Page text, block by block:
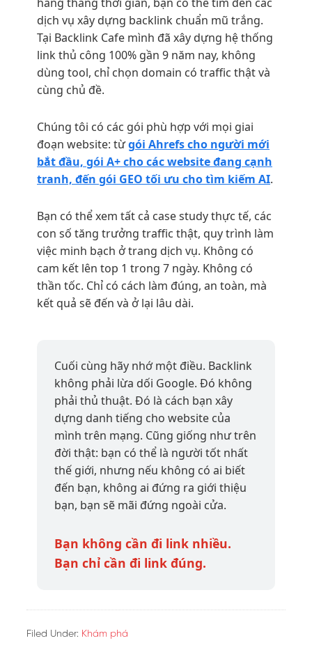
dịch vụ xây dựng backlink chuẩn mũ trắng.
Tại Backlink Cafe mình đã xây dựng hệ thống
link thủ công 100% gần 9 năm nay, không
dùng tool, chỉ chọn domain có traffic thật và
cùng chủ đề.
Chúng tôi có các gói phù hợp với mọi giai
đoạn website: từgói Ahrefs cho người mới
bắt đầu, gói A+ cho các website đang cạnh
tranh, đến gói GEO tối ưu cho tìm kiếm AI.
Bạn có thể xem tất cả case study thực tế, các
con số tăng trưởng traffic thật, quy trình làm
việc minh bạch ở trang dịch vụ. Không có
cam kết lên top 1 trong 7 ngày. Không có
thần tốc. Chỉ có cách làm đúng, an toàn, mà
kết quả sẽ đến và ở lại lâu dài.
Cuối cùng hãy nhớ một điều. Backlink
không phải lừa dối Google. Đó không
phải thủ thuật. Đó là cách bạn xây
dựng danh tiếng cho website của
mình trên mạng. Cũng giống như trên
đời thật: bạn có thể là người tốt nhất
thế giới, nhưng nếu không có ai biết
đến bạn, không ai đứng ra giới thiệu
bạn, bạn sẽ mãi đứng ngoài cửa.
Bạn không cần đi link nhiều.
Bạn chỉ cần đi link đúng.
Filed Under: Khám phá